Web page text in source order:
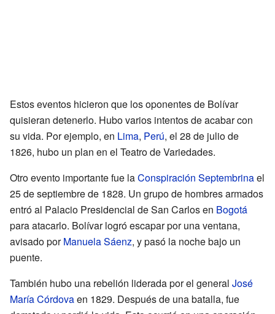
Estos eventos hicieron que los oponentes de Bolívar
quisieran detenerlo. Hubo varios intentos de acabar con
su vida. Por ejemplo, en Lima, Perú, el 28 de julio de
1826, hubo un plan en el Teatro de Variedades.
Otro evento importante fue laConspiración Septembrinael
25 de septiembre de 1828. Un grupo de hombres armados
entró al Palacio Presidencial de San Carlos en Bogotá
para atacarlo. Bolívar logró escapar por una ventana,
avisado porManuela Sáenz, y pasó la noche bajo un
puente.
También hubo una rebelión liderada por el general José
María Córdovaen 1829. Después de una batalla, fue